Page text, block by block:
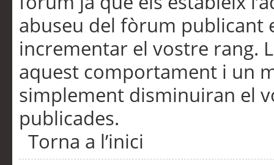
abuseu del fòrum publicant
incrementar el vostre rang.
aquest comportament i un
simplement disminuiran el
publicades.
Torna a l’inici